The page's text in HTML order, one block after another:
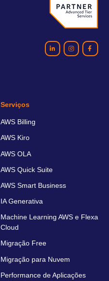
Serviços
AWS Billing
AWS Kiro
AWS OLA
AWS Quick Suite
AWS Smart Business
IA Generativa
Machine Learning AWS e Flexa
Cloud
Migração Free
Migração para Nuvem
Performance de Aplicações